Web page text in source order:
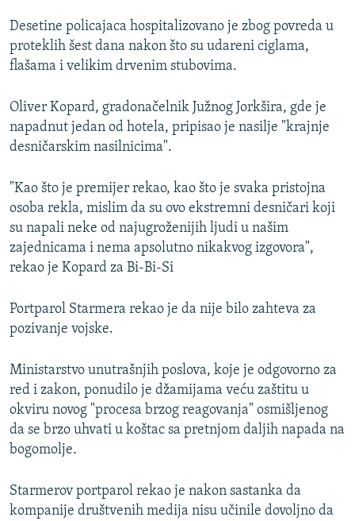
Desetine policajaca hospitalizovano je zbog povreda u
proteklih šest dana nakon što su udareni ciglama,
flašama i velikim drvenim stubovima.
Oliver Kopard, gradonačelnik Južnog Jorkšira, gde je
napadnut jedan od hotela, pripisao je nasilje "krajnje
desničarskim nasilnicima".
"Kao što je premijer rekao, kao što je svaka pristojna
osoba rekla, mislim da su ovo ekstremni desničari koji
su napali neke od najugroženijih ljudi u našim
zajednicama i nema apsolutno nikakvog izgovora",
rekao je Kopard za Bi-Bi-Si
Portparol Starmera rekao je da nije bilo zahteva za
pozivanje vojske.
Ministarstvo unutrašnjih poslova, koje je odgovorno za
red i zakon, ponudilo je džamijama veću zaštitu u
okviru novog "procesa brzog reagovanja" osmišljenog
da se brzo uhvati u koštac sa pretnjom daljih napada na
bogomolje.
Starmerov portparol rekao je nakon sastanka da
kompanije društvenih medija nisu učinile dovoljno da